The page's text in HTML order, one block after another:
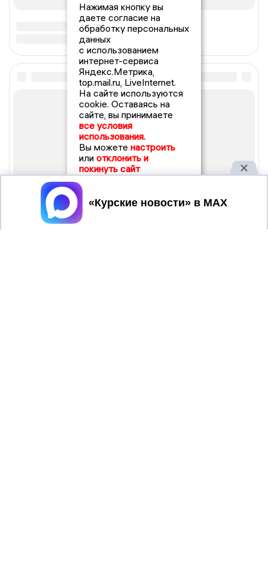
Нажимая кнопку вы
даете согласие на
обработку персональных
данных
с использованием
интернет-сервиса
Яндекс.Метрика,
top.mail.ru, LiveInternet.
На сайте используются
cookie. Оставаясь на
сайте, вы принимаете
все условия
использования.
Вы можете настроить
или отклонить и
покинуть сайт
Принять